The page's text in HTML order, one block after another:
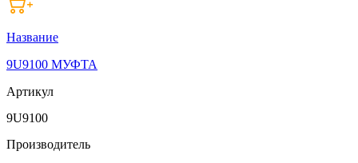
Название
9U9100 МУФТА
Артикул
9U9100
Производитель